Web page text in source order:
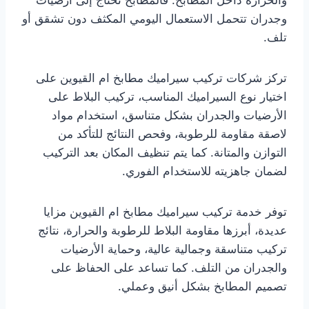
وجدران تتحمل الاستعمال اليومي المكثف دون تشقق أو
تلف.
تركز شركات تركيب سيراميك مطابخ ام القيوين على
اختيار نوع السيراميك المناسب، تركيب البلاط على
الأرضيات والجدران بشكل متناسق، استخدام مواد
لاصقة مقاومة للرطوبة، وفحص النتائج للتأكد من
التوازن والمتانة. كما يتم تنظيف المكان بعد التركيب
لضمان جاهزيته للاستخدام الفوري.
توفر خدمة تركيب سيراميك مطابخ ام القيوين مزايا
عديدة، أبرزها مقاومة البلاط للرطوبة والحرارة، نتائج
تركيب متناسقة وجمالية عالية، وحماية الأرضيات
والجدران من التلف. كما تساعد على الحفاظ على
تصميم المطابخ بشكل أنيق وعملي.